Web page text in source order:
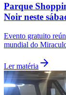
Parque
Noir neste
Evento gratuito
mundial do
Ler matéria